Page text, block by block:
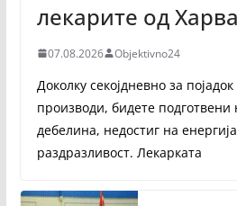
лекарите од
07.08.2026 Objektivno24
Доколку секојдневно за
производи, бидете подготвени
дебелина, недостиг на
раздразливост. Лекарката